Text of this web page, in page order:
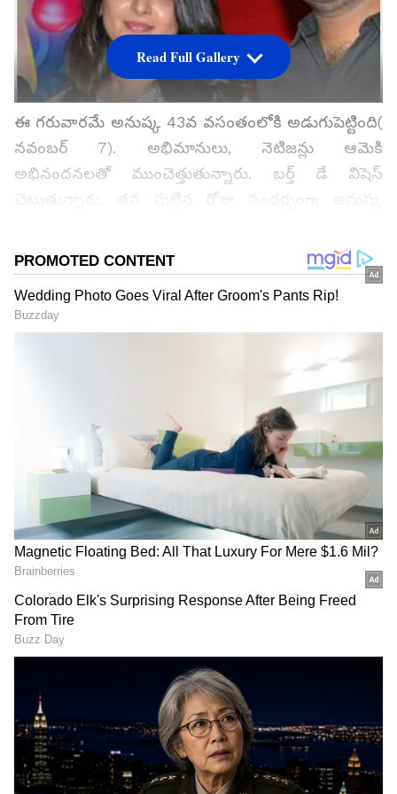
ఈ గరువారమే అనుష్క 43వ వసంతంలోకి అడుగుపెట్టింది(
నవంబర్ 7). అభిమానులు, నెటిజన్లు ఆమెకి
అభినందనలతో ముంచెత్తుతున్నారు. బర్త్ డే విషెస్‌
చెబుతున్నారు. తన పుట్టిన రోజు సందర్భంగా అనుష్క
వార్తలు మరోసారి తెరపైకి వచ్చాయి. అయితే ఓ షాకిచ్చే
విషయం ఇందులో ఉండటం విశేషం.
బిగ్‌ బాస్‌ తెలుగు 8 అప్‌ డేట్స్ కోసం ఇక్కడ క్లిక్‌
గూగుల్‌లో ఆసక్తికరమైన సమాచారం కోసం ఏసియానెట్ తెలుగు
ను మీ ఫ్రిఫర్డ్ సోర్స్ గా ఎంచుకోండి
2
6
Read Full Gallery